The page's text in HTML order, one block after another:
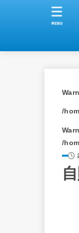
MENU
/
/